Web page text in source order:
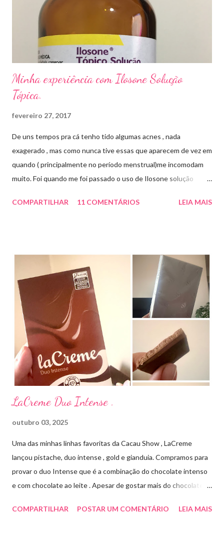
sapato fechado e apertado . E utilizei o Ciclopirox olamina que é
um agente antifúngico sintético para tratamento dermatológico
Minha experiência com Ilosone Solução
Tópica.
fevereiro 27, 2017
De uns tempos pra cá tenho tido algumas acnes , nada
exagerado , mas como nunca tive essas que aparecem de vez em
quando ( principalmente no período menstrual)me incomodam
muito. Foi quando me foi passado o uso de Ilosone solução
uma consulta com o dermatologista) O Ilosone é um antibiótico
aplico sobre a acne ( geralmente uso a noite). Informação do
produto: ILOSONE TÓPICO SOLUÇÃO (eritromicina) é um
antibiótico de amplo espectro produzido por uma cepa de
Streptomyces erythraeus. É básico e forma rapidamente sais
com os ácidos. Forma farmacêutica e Apresentação ILOSONE
TÓPICO SOLUÇÃO é apresentado sob a forma líquida em
frascos de 120 ml. USO PEDIÁTRICO E ADULTO. Composição
Cada ml contém: Eritromicina base 20 mg Excipientes q.s....
COMPARTILHAR 11 COMENTÁRIOS LEIA MAIS
LaCreme Duo Intense .
outubro 03, 2025
Uma das minhas linhas favoritas da Cacau Show , LaCreme
lançou pistache, duo intense , gold e gianduia. Compramos para
provar o duo Intense que é a combinação do chocolate intenso
e com chocolate ao leite . Apesar de gostar mais do chocolate
medida certa ( tem sabor e cremosidade ). Preço R$19,99 .
COMPARTILHAR POSTAR UM COMENTÁRIO LEIA MAIS